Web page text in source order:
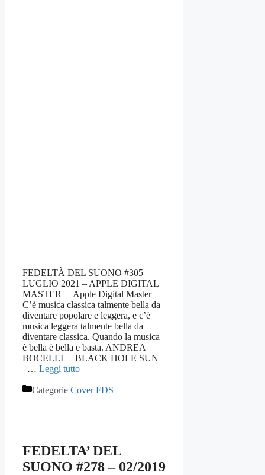
FEDELTÀ DEL SUONO #305 –
LUGLIO 2021 – APPLE DIGITAL
MASTER Apple Digital Master
C’è musica classica talmente bella da
diventare popolare e leggera, e c’è
musica leggera talmente bella da
diventare classica. Quando la musica
è bella è bella e basta. ANDREA
BOCELLI BLACK HOLE SUN
… Leggi tutto
Categorie Cover FDS
FEDELTA’ DEL
SUONO #278 – 02/2019